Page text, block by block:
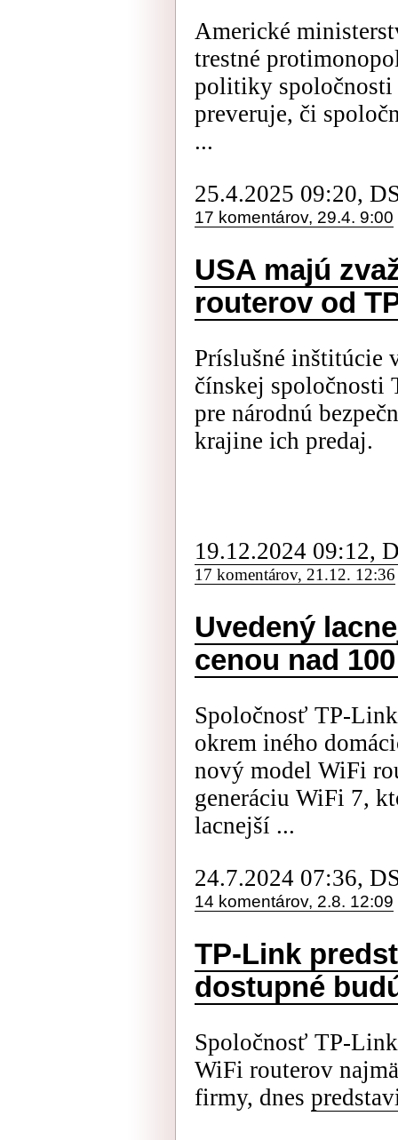
Americké
trestné
politiky
preveruje, či
...
25.4.2025 09:20,
17 komentárov, 29.4. 9:00
USA majú
routerov od
Príslušné inštitúcie
čínskej spoločnosti
pre národnú
krajine ich predaj.
19.12.2024 09:12,
17 komentárov, 21.12. 12:36
Uvedený
cenou nad
Spoločnosť TP-
okrem iného
nový model WiFi
generáciu WiFi 7,
lacnejší ...
24.7.2024 07:36,
14 komentárov, 2.8. 12:09
TP-Link
dostupné
Spoločnosť TP-
WiFi routerov
firmy, dnes